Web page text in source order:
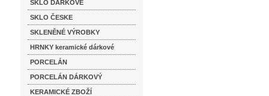
SKLO DÁRKOVÉ
SKLO ČESKE
SKLENĚNÉ VÝROBKY
HRNKY keramické dárkové
PORCELÁN
PORCELÁN DÁRKOVÝ
KERAMICKÉ ZBOŽÍ